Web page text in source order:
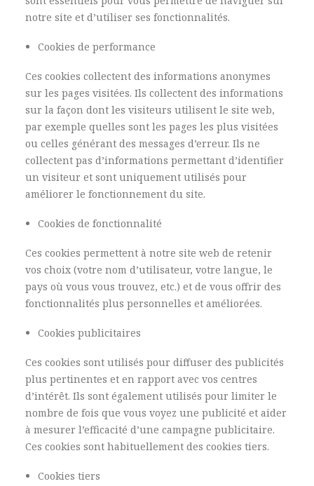
notre site et d’utiliser ses fonctionnalités.
Cookies de performance
Ces cookies collectent des informations anonymes
sur les pages visitées. Ils collectent des informations
sur la façon dont les visiteurs utilisent le site web,
par exemple quelles sont les pages les plus visitées
ou celles générant des messages d’erreur. Ils ne
collectent pas d’informations permettant d’identifier
un visiteur et sont uniquement utilisés pour
améliorer le fonctionnement du site.
Cookies de fonctionnalité
Ces cookies permettent à notre site web de retenir
vos choix (votre nom d’utilisateur, votre langue, le
pays où vous vous trouvez, etc.) et de vous offrir des
fonctionnalités plus personnelles et améliorées.
Cookies publicitaires
Ces cookies sont utilisés pour diffuser des publicités
plus pertinentes et en rapport avec vos centres
d’intérêt. Ils sont également utilisés pour limiter le
nombre de fois que vous voyez une publicité et aider
à mesurer l’efficacité d’une campagne publicitaire.
Ces cookies sont habituellement des cookies tiers.
Cookies tiers